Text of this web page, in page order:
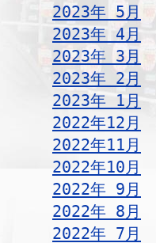
2023年 5月
2023年 4月
2023年 3月
2023年 2月
2023年 1月
2022年12月
2022年11月
2022年10月
2022年 9月
2022年 8月
2022年 7月